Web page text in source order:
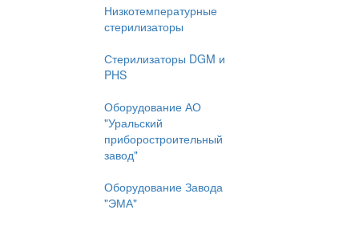
Низкотемпературные
стерилизаторы
Стерилизаторы DGM и
PHS
Оборудование АО
"Уральский
приборостроительный
завод"
Оборудование Завода
"ЭМА"